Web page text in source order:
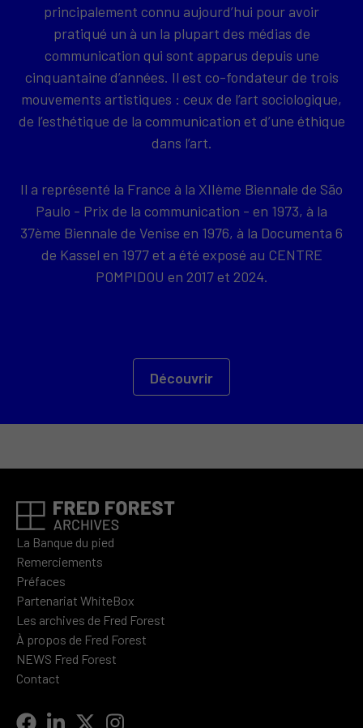
principalement connu aujourd’hui pour avoir
pratiqué un à un la plupart des médias de
communication qui sont apparus depuis une
cinquantaine d’années. Il est co-fondateur de trois
mouvements artistiques : ceux de l’art sociologique,
de l’esthétique de la communication et d’une éthique
dans l’art.
Il a représenté la France à la XIIème Biennale de São
Paulo - Prix de la communication - en 1973, à la
37ème Biennale de Venise en 1976, à la Documenta 6
de Kassel en 1977 et a été exposé au CENTRE
POMPIDOU en 2017 et 2024.
Découvrir
La Banque du pied
Remerciements
Préfaces
Partenariat WhiteBox
Les archives de Fred Forest
À propos de Fred Forest
NEWS Fred Forest
Contact